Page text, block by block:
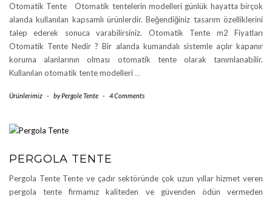
Otomatik Tente Otomatik tentelerin modelleri günlük hayatta birçok
alanda kullanılan kapsamlı ürünlerdir. Beğendiğiniz tasarım özelliklerini
talep ederek sonuca varabilirsiniz. Otomatik Tente m2 Fiyatları
Otomatik Tente Nedir ? Bir alanda kumandalı sistemle açılır kapanır
koruma alanlarının olması otomatik tente olarak tanımlanabilir.
Kullanılan otomatik tente modelleri…
Ürünlerimiz - byPergole Tente - 4 Comments
PERGOLA TENTE
Pergola Tente Tente ve çadır sektöründe çok uzun yıllar hizmet veren
pergola tente firmamız kaliteden ve güvenden ödün vermeden